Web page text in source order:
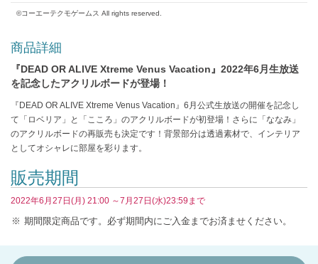
©コーエーテクモゲームス All rights reserved.
商品詳細
『DEAD OR ALIVE Xtreme Venus Vacation』2022年6月生放送
を記念したアクリルボードが登場！
『DEAD OR ALIVE Xtreme Venus Vacation』6月公式生放送の開催を記念し
て「ロベリア」と「こころ」のアクリルボードが初登場！さらに「ななみ」
のアクリルボードの再販売も決定です！背景部分は透過素材で、インテリア
としてオシャレに部屋を彩ります。
販売期間
2022年6月27日(月) 21:00 ～7月27日(水)23:59まで
期間限定商品です。必ず期間内にご入金までお済ませください。